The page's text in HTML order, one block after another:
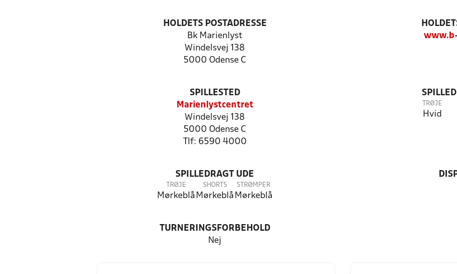
HOLDETS POSTADRESSE
Bk Marienlyst
Windelsvej 138
5000 Odense C
SPILLESTED
Marienlystcentret
Windelsvej 138
5000 Odense C
Tlf: 6590 4000
TRØJE
Hvid
SPILLEDRAGT UDE
TRØJE
Mørkeblå
SHORTS
Mørkeblå
STRØMPER
Mørkeblå
TURNERINGSFORBEHOLD
Nej